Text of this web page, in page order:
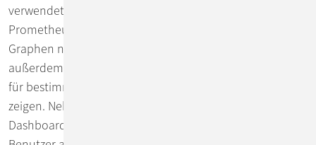
verwendet. Es bietet eine sehr gute Integration von
Prometheus, Loki und Jaeger. Hiermit lassen sich in
Graphen neben Metriken auch Traces anzeigen. Es ist
außerdem möglich zu einzelnen Traces zu springen und
für bestimmte Metriken auch Logs zu diesen Metriken zu
zeigen. Neben einer großen Auswahl an vordefinierten
Dashboards mit verschiedenen Metriken kann der